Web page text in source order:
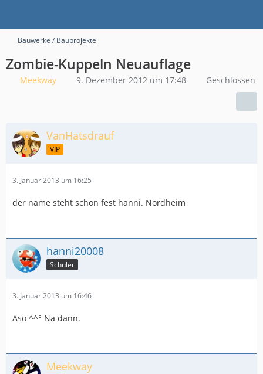
Bauwerke / Bauprojekte
Zombie-Kuppeln Neuauflage
Meekway 9. Dezember 2012 um 17:48 Geschlossen
VanHatsdrauf
VIP
3. Januar 2013 um 16:25
der name steht schon fest hanni. Nordheim
hanni20008
Schüler
3. Januar 2013 um 16:46
Aso ^^° Na dann.
Meekway